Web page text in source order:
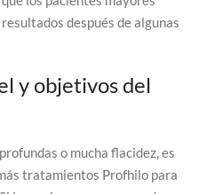
después de algunas
y objetivos del
o mucha flacidez, es
tratamientos Profhilo para